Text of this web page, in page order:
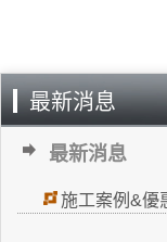
最新消息
最新消息
施工案例&優